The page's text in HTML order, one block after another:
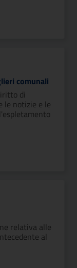
comunali
di
le notizie e le
relativa alle
al